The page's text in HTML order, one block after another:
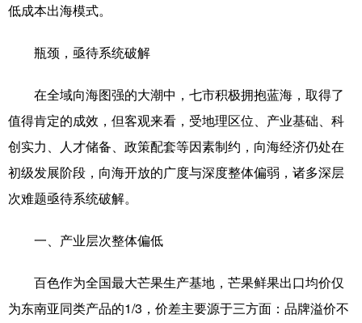
低成本出海模式。
瓶颈，亟待系统破解
在全域向海图强的大潮中，七市积极拥抱蓝海，取得了
值得肯定的成效，但客观来看，受地理区位、产业基础、科
创实力、人才储备、政策配套等因素制约，向海经济仍处在
初级发展阶段，向海开放的广度与深度整体偏弱，诸多深层
次难题亟待系统破解。
一、产业层次整体偏低
百色作为全国最大芒果生产基地，芒果鲜果出口均价仅
为东南亚同类产品的1/3，价差主要源于三方面：品牌溢价不